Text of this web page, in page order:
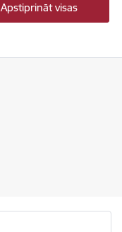
Apstiprināt visas